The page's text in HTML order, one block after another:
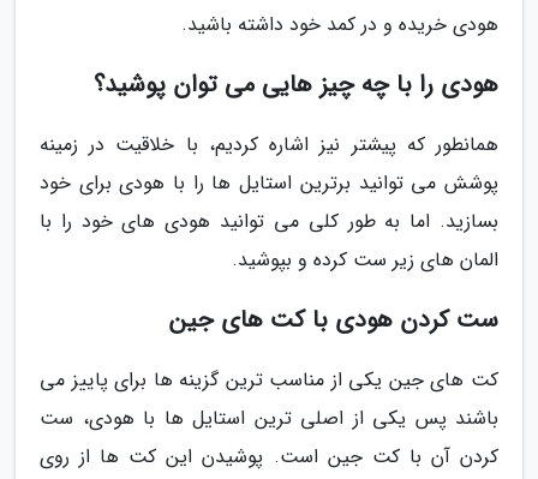
هودی خریده و در کمد خود داشته باشید.
هودی را با چه چیز هایی می توان پوشید؟
همانطور که پیشتر نیز اشاره کردیم، با خلاقیت در زمینه
پوشش می توانید برترین استایل ها را با هودی برای خود
بسازید. اما به طور کلی می توانید هودی های خود را با
المان های زیر ست کرده و بپوشید.
ست کردن هودی با کت های جین
کت های جین یکی از مناسب ترین گزینه ها برای پاییز می
باشند پس یکی از اصلی ترین استایل ها با هودی، ست
کردن آن با کت جین است. پوشیدن این کت ها از روی